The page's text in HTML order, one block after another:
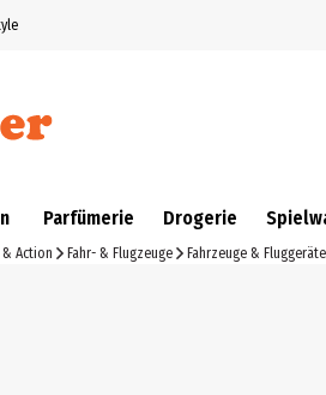
Parfümerie Drogerie
Action Fahr- & Flugzeuge Fahrzeuge & Fluggeräte